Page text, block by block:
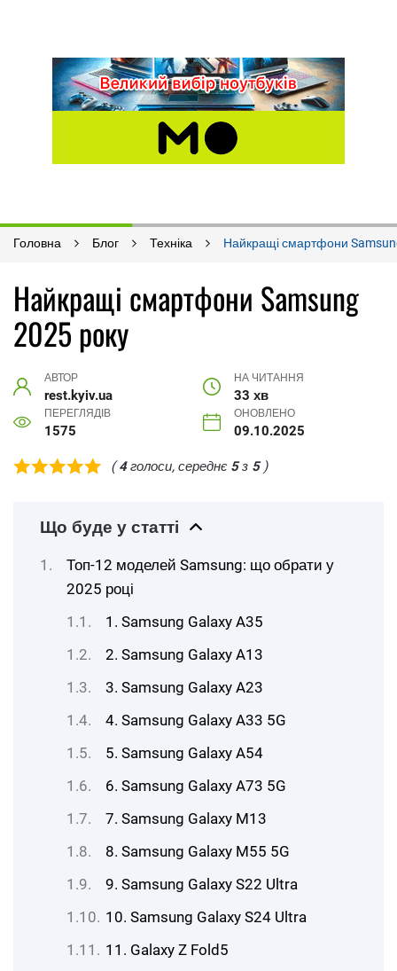
Головна Блог Техніка Найкращі смартфони
Найкращі смартфони Samsung
2025 року
АВТОР
rest.kyiv.ua
НА ЧИТАННЯ
33 хв
ПЕРЕГЛЯДІВ
1575
ОНОВЛЕНО
09.10.2025
(4голоси, середнє 5з 5)
Що буде у статті
Топ-12 моделей Samsung: що обрати у
2025 році
1. Samsung Galaxy A35
2. Samsung Galaxy A13
3. Samsung Galaxy A23
4. Samsung Galaxy A33 5G
5. Samsung Galaxy A54
6. Samsung Galaxy A73 5G
7. Samsung Galaxy M13
8. Samsung Galaxy M55 5G
9. Samsung Galaxy S22 Ultra
10. Samsung Galaxy S24 Ultra
11. Galaxy Z Fold5